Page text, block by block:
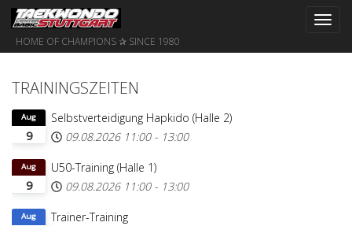
HOME OF CHAMPIONS ✰ SINCE 1980
TRAININGSZEITEN
9
Aug
Selbstverteidigung Hapkido (Halle 2)
09.08.2026 11:00 - 13:00
9
Aug
U50-Training (Halle 1)
09.08.2026 11:00 - 13:00
Aug
Trainer-Training